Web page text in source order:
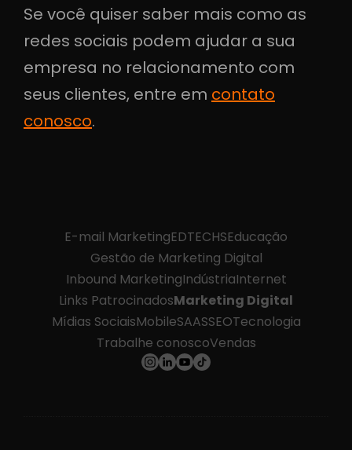
Se você quiser saber mais como as
redes sociais podem ajudar a sua
empresa no relacionamento com
seus clientes, entre em contato
conosco.
E-mail MarketingEDTECHSEducação
Gestão de Marketing Digital
Inbound MarketingIndústriaInternet
Links PatrocinadosMarketing Digital
Mídias SociaisMobileSAASSEOTecnologia
Trabalhe conoscoVendas